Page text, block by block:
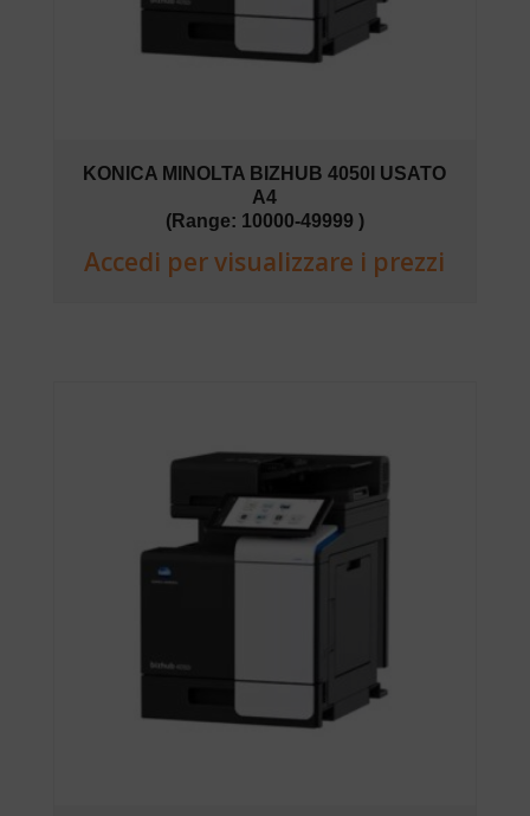
KONICA MINOLTA BIZHUB 4050I USATO
A4
(Range: 10000-49999 )
Accedi per visualizzare i prezzi